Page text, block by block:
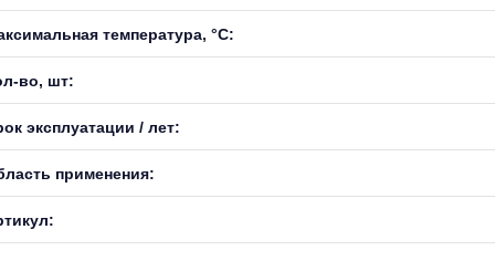
температура, °С:
во, шт:
эксплуатации / лет:
применения: